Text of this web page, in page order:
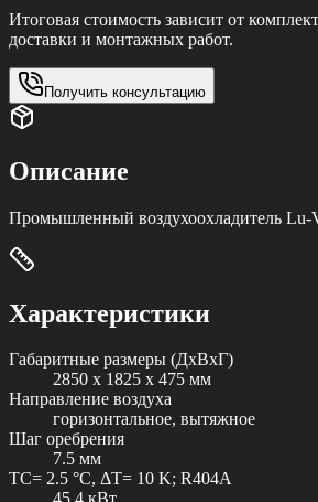
Итоговая стоимость зависит от
доставки и монтажных работ.
Получить консультацию
Описание
Промышленный воздухоохладитель Lu-
Характеристики
Габаритные размеры (ДxВxГ)
2850 x 1825 x 475 мм
Направление воздуха
горизонтальное, вытяжное
Шаг оребрения
7.5 мм
TC= 2.5 °C, ΔT= 10 K; R404A